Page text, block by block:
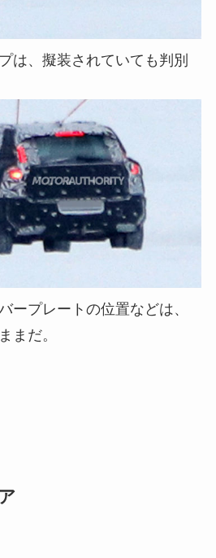
は、擬装されていても判別
ープレートの位置などは、
まだ。